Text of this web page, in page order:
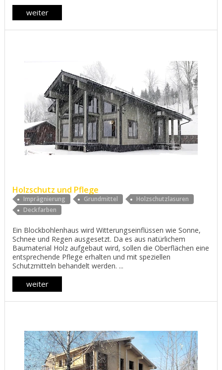
weiter
Holzschutz und Pflege
Imprägnierung Grundmittel
Holzschutzlasuren
Deckfarben
Ein Blockbohlenhaus wird Witterungseinflüssen wie Sonne,
Schnee und Regen ausgesetzt. Da es aus natürlichem
Baumaterial Holz aufgebaut wird, sollen die Oberflächen eine
entsprechende Pflege erhalten und mit speziellen
Schutzmitteln behandelt werden. ...
weiter